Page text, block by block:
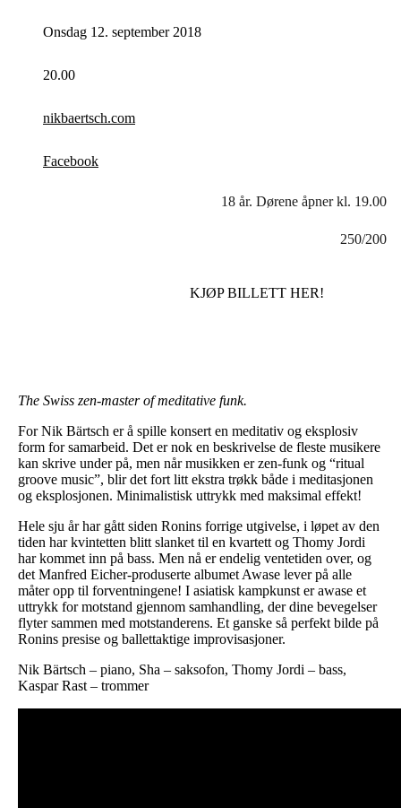
Onsdag 12. september 2018
20.00
nikbaertsch.com
Facebook
18 år. Dørene åpner kl. 19.00
250/200
KJØP BILLETT HER!
The Swiss zen-master of meditative funk.
For Nik Bärtsch er å spille konsert en meditativ og eksplosiv
form for samarbeid. Det er nok en beskrivelse de fleste musikere
kan skrive under på, men når musikken er zen-funk og “ritual
groove music”, blir det fort litt ekstra trøkk både i meditasjonen
og eksplosjonen. Minimalistisk uttrykk med maksimal effekt!
Hele sju år har gått siden Ronins forrige utgivelse, i løpet av den
tiden har kvintetten blitt slanket til en kvartett og Thomy Jordi
har kommet inn på bass. Men nå er endelig ventetiden over, og
det Manfred Eicher-produserte albumet Awase lever på alle
måter opp til forventningene! I asiatisk kampkunst er awase et
uttrykk for motstand gjennom samhandling, der dine bevegelser
flyter sammen med motstanderens. Et ganske så perfekt bilde på
Ronins presise og ballettaktige improvisasjoner.
Nik Bärtsch – piano, Sha – saksofon, Thomy Jordi – bass,
Kaspar Rast – trommer